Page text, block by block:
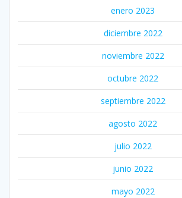
enero 2023
diciembre 2022
noviembre 2022
octubre 2022
septiembre 2022
agosto 2022
julio 2022
junio 2022
mayo 2022